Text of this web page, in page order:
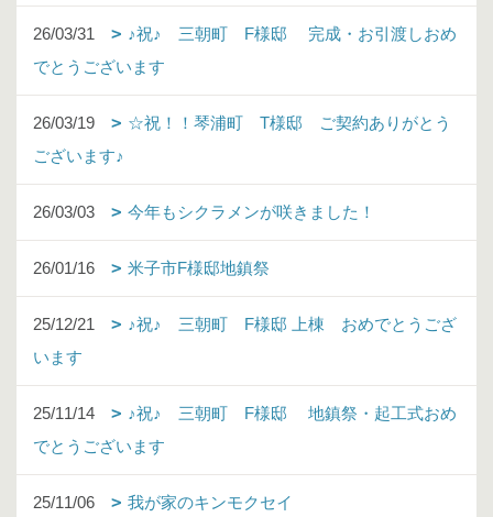
26/03/31
♪祝♪ 三朝町 F様邸 完成・お引渡しおめ
でとうございます
26/03/19
☆祝！！琴浦町 T様邸 ご契約ありがとう
ございます♪
26/03/03 今年もシクラメンが咲きました！
26/01/16 米子市F様邸地鎮祭
25/12/21
♪祝♪ 三朝町 F様邸 上棟 おめでとうござ
います
25/11/14
♪祝♪ 三朝町 F様邸 地鎮祭・起工式おめ
でとうございます
25/11/06 我が家のキンモクセイ